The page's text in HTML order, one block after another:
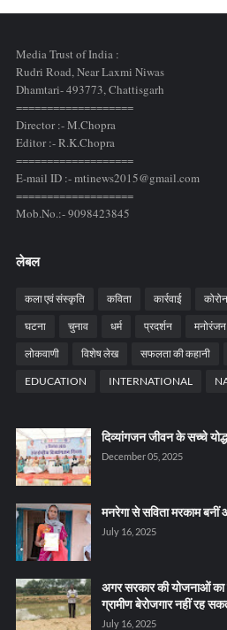
Media Trust of India :
Rudri Road, Near Laxmi Niwas
Dhamtari- 493773,Chattisgarh
===================
Director :- M.Chopra
Editor :- R.K.Chopra
===================
E-mail ID :- mtinews2015@gmail.com
===================
Mob.No.:- 9098423845
लेबल
कला एवं संस्कृति कविता कार्रवाई
घटना चुनाव धर्म प्रदर्शन मनोरंजन
लोकवाणी विशेष लेख सफलता की कहानी
EDUCATION INTERNATIONAL
दिव्यांगजन जीवन के सच्चे
December 05, 2025
मनरेगा से सविता मरकाम बनीं
July 16, 2025
अगर सरकार की योजनाओं का
ग्रामीण बेरोजगार नहीं रह
July 16, 2025